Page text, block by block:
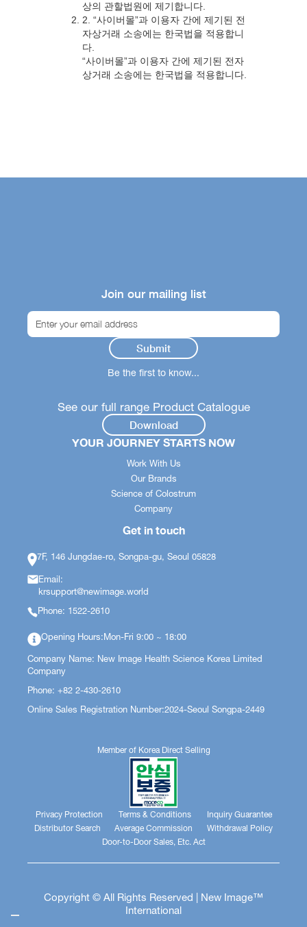
상의 관할법원에 제기합니다.
2. “사이버몰”과 이용자 간에 제기된 전
자상거래 소송에는 한국법을 적용합니
다.
“사이버몰”과 이용자 간에 제기된 전자
상거래 소송에는 한국법을 적용합니다.
Join our mailing list
Be the first to know...
See our full range Product Catalogue
Download
YOUR JOURNEY STARTS NOW
Work With Us
Our Brands
Science of Colostrum
Company
Get in touch
7F, 146 Jungdae-ro, Songpa-gu, Seoul 05828
Email:
krsupport@newimage.world
Phone: 1522-2610
Opening Hours:Mon-Fri 9:00 ~ 18:00
Company Name: New Image Health Science Korea Limited
Company
Phone: +82 2-430-2610
Online Sales Registration Number:2024-Seoul Songpa-2449
Privacy Protection Terms & Conditions
Inquiry Guarantee
Distributor Search
Average Commission
Withdrawal Policy
Door-to-Door Sales, Etc. Act
Member of Korea Direct Selling
Copyright © All Rights Reserved | New Image™
International